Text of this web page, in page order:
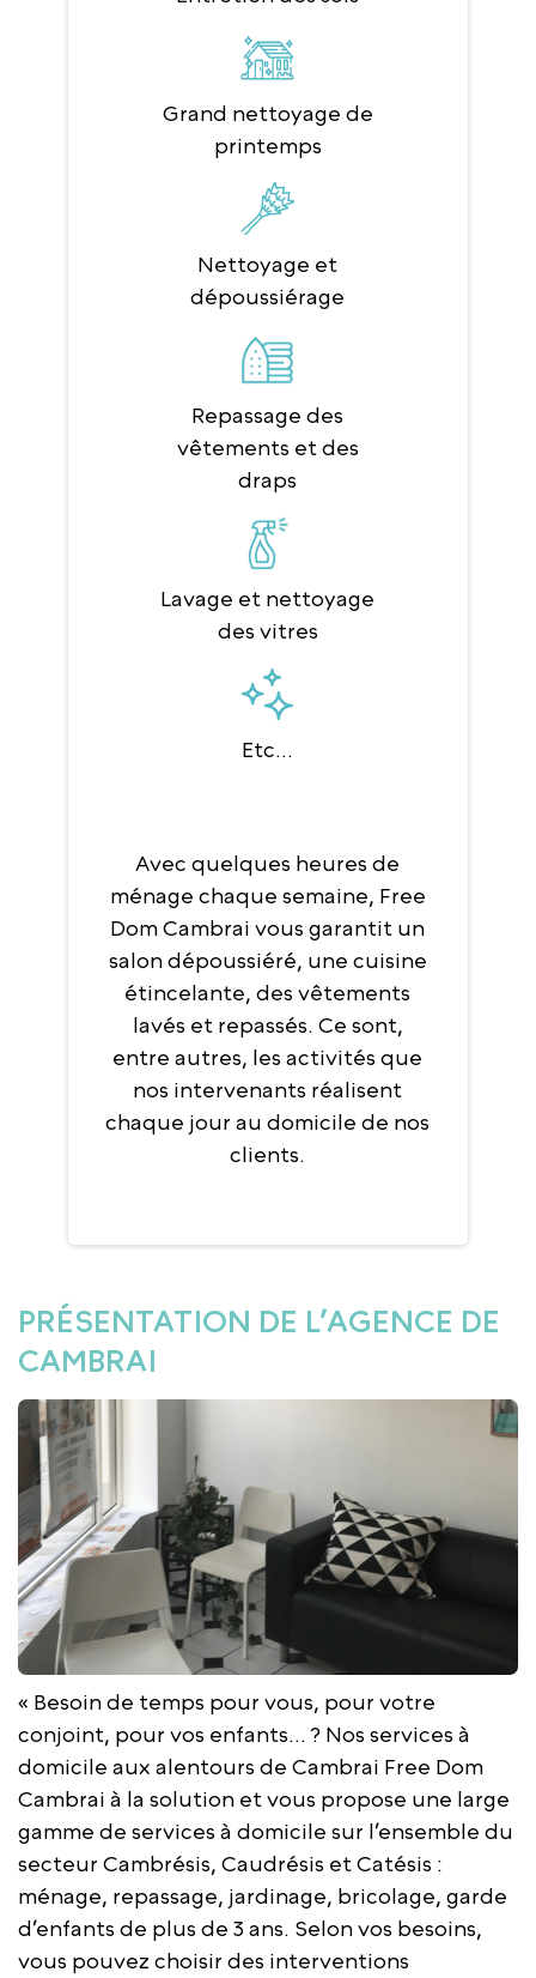
Grand nettoyage de
printemps
Nettoyage et
dépoussiérage
Repassage des
vêtements et des
draps
Lavage et nettoyage
des vitres
Etc...
Avec quelques heures de
ménage chaque semaine, Free
Dom Cambrai vous garantit un
salon dépoussiéré, une cuisine
étincelante, des vêtements
lavés et repassés. Ce sont,
entre autres, les activités que
nos intervenants réalisent
chaque jour au domicile de nos
clients.
PRÉSENTATION DE L’AGENCE DE
CAMBRAI
« Besoin de temps pour vous, pour votre
conjoint, pour vos enfants… ? Nos services à
domicile aux alentours de Cambrai Free Dom
Cambrai à la solution et vous propose une large
gamme de services à domicile sur l’ensemble du
secteur Cambrésis, Caudrésis et Catésis :
ménage, repassage, jardinage, bricolage, garde
d’enfants de plus de 3 ans. Selon vos besoins,
vous pouvez choisir des interventions